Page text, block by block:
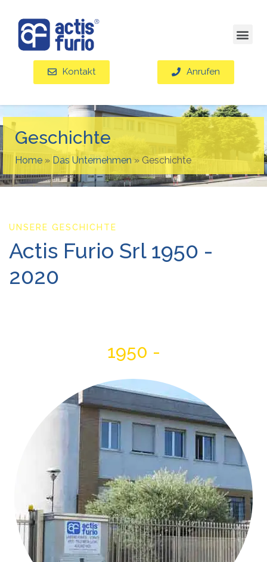
Kontakt Anrufen
Geschichte
Home » Das Unternehmen » Geschichte
UNSERE GESCHICHTE
Actis Furio Srl 1950 -
2020
1950 -